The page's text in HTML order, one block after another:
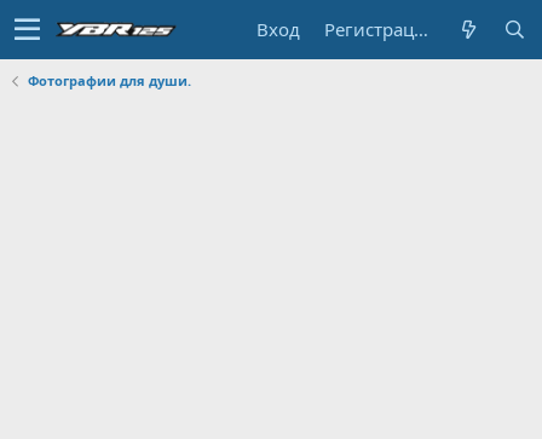
Вход Регистрация
Фотографии для души.